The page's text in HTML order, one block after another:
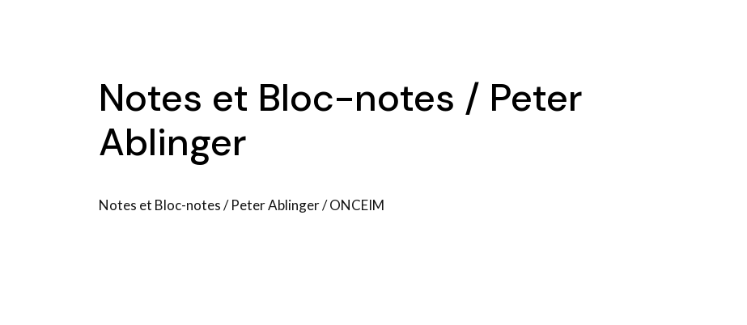
Notes et Bloc-notes / Peter
Ablinger
Notes et Bloc-notes / Peter Ablinger / ONCEIM